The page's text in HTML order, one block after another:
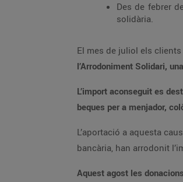
Des de febrer
solidària.
El mes de juliol els
l’Arrodoniment Solidari,
L’import aconseguit es
beques per a menjador,
L’aportació a aquesta
bancària, han arrodonit
Aquest agost les